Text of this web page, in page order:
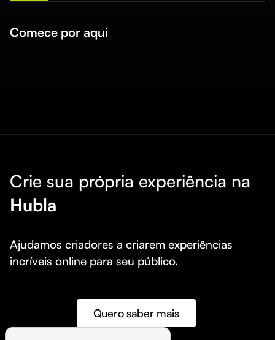
Comece por aqui
Crie sua própria experiência na
Hubla
Ajudamos criadores a criarem experiências
incríveis online para seu público.
Quero saber mais